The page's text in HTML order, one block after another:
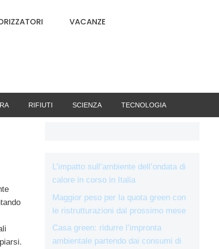
VACANZE
RIFIUTI SCIENZA TECNOLOGIA
L’impatto sull’ambiente dell’ondata di
calore in corso in Italia
Maggior peso per la quota green con
le ristrutturazioni dal prossimo mese
Casa green: ridurre l’impronta
ambientale partendo dai consumi di